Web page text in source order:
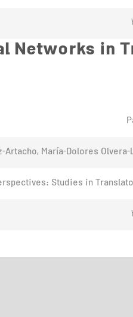
Networks in
Artacho, María-Dolores Olvera-
Studies in